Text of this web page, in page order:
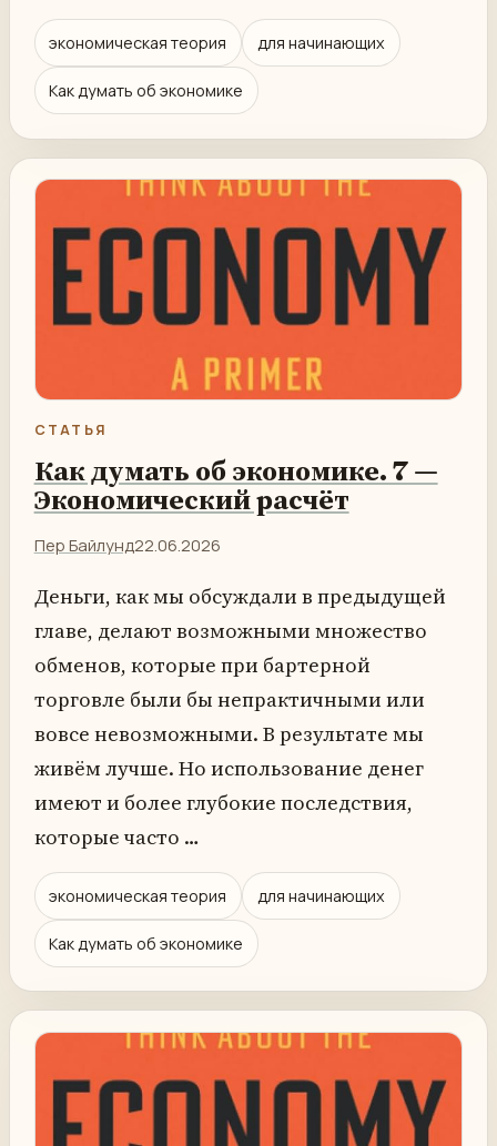
экономическая теория для начинающих
Как думать об экономике
СТАТЬЯ
Как думать об экономике. 7 —
Экономический расчёт
Пер Байлунд22.06.2026
Деньги, как мы обсуждали в предыдущей
главе, делают возможными множество
обменов, которые при бартерной
торговле были бы непрактичными или
вовсе невозможными. В результате мы
живём лучше. Но использование денег
имеют и более глубокие последствия,
которые часто …
экономическая теория для начинающих
Как думать об экономике